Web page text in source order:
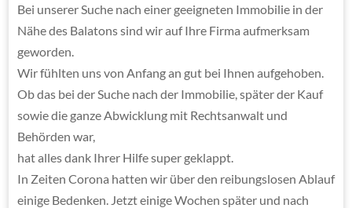
Bei unserer Suche nach einer geeigneten Immobilie in der
Nähe des Balatons sind wir auf Ihre Firma aufmerksam
geworden.
Wir fühlten uns von Anfang an gut bei Ihnen aufgehoben.
Ob das bei der Suche nach der Immobilie, später der Kauf
sowie die ganze Abwicklung mit Rechtsanwalt und
Behörden war,
hat alles dank Ihrer Hilfe super geklappt.
In Zeiten Corona hatten wir über den reibungslosen Ablauf
einige Bedenken. Jetzt einige Wochen später und nach